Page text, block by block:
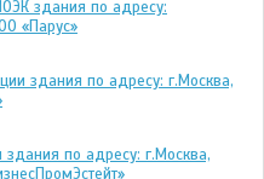
здания по адресу:
«Парус»
здания по адресу: г.Москва,
по адресу: г.Москва,